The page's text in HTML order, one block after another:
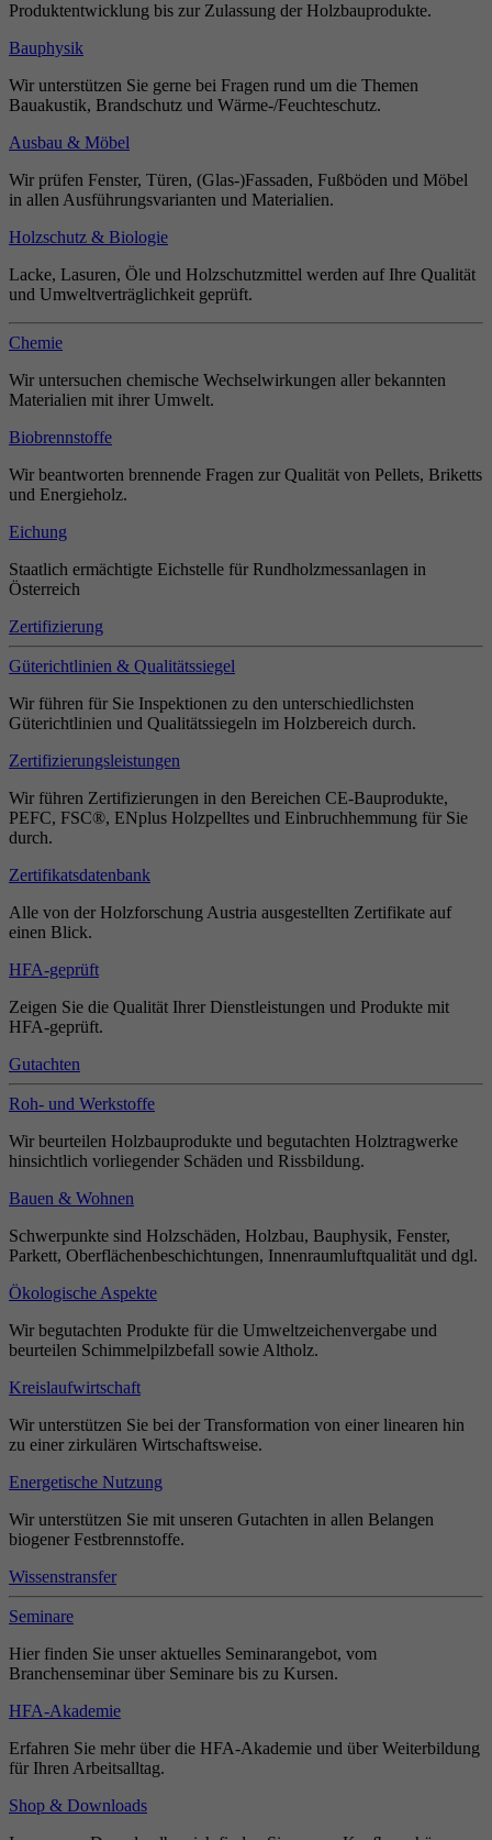
Produktentwicklung bis zur Zulassung der Holzbauprodukte.
Bauphysik
Wir unterstützen Sie gerne bei Fragen rund um die Themen
Bauakustik, Brandschutz und Wärme-/Feuchteschutz.
Ausbau & Möbel
Wir prüfen Fenster, Türen, (Glas-)Fassaden, Fußböden und Möbel
in allen Ausführungsvarianten und Materialien.
Holzschutz & Biologie
Lacke, Lasuren, Öle und Holzschutzmittel werden auf Ihre Qualität
und Umweltverträglichkeit geprüft.
Chemie
Wir untersuchen chemische Wechselwirkungen aller bekannten
Materialien mit ihrer Umwelt.
Biobrennstoffe
Wir beantworten brennende Fragen zur Qualität von Pellets, Briketts
und Energieholz.
Eichung
Staatlich ermächtigte Eichstelle für Rundholzmessanlagen in
Österreich
Zertifizierung
Güterichtlinien & Qualitätssiegel
Wir führen für Sie Inspektionen zu den unterschiedlichsten
Güterichtlinien und Qualitätssiegeln im Holzbereich durch.
Zertifizierungsleistungen
Wir führen Zertifizierungen in den Bereichen CE-Bauprodukte,
PEFC, FSC®, ENplus Holzpelltes und Einbruchhemmung für Sie
durch.
Zertifikatsdatenbank
Alle von der Holzforschung Austria ausgestellten Zertifikate auf
einen Blick.
HFA-geprüft
Zeigen Sie die Qualität Ihrer Dienstleistungen und Produkte mit
HFA-geprüft.
Gutachten
Roh- und Werkstoffe
Wir beurteilen Holzbauprodukte und begutachten Holztragwerke
hinsichtlich vorliegender Schäden und Rissbildung.
Bauen & Wohnen
Schwerpunkte sind Holzschäden, Holzbau, Bauphysik, Fenster,
Parkett, Oberflächenbeschichtungen, Innenraumluftqualität und dgl.
Ökologische Aspekte
Wir begutachten Produkte für die Umweltzeichenvergabe und
beurteilen Schimmelpilzbefall sowie Altholz.
Kreislaufwirtschaft
Wir unterstützen Sie bei der Transformation von einer linearen hin
zu einer zirkulären Wirtschaftsweise.
Energetische Nutzung
Wir unterstützen Sie mit unseren Gutachten in allen Belangen
biogener Festbrennstoffe.
Wissenstransfer
Seminare
Hier finden Sie unser aktuelles Seminarangebot, vom
Branchenseminar über Seminare bis zu Kursen.
HFA-Akademie
Erfahren Sie mehr über die HFA-Akademie und über Weiterbildung
für Ihren Arbeitsalltag.
Shop & Downloads